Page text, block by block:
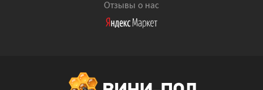
Отзывы о нас